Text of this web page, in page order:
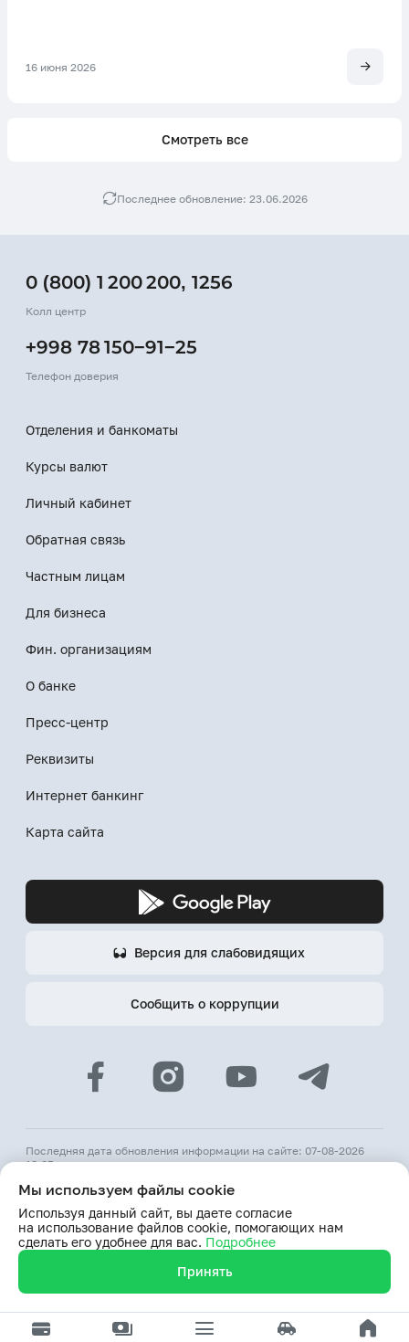
16 июня 2026
Смотреть все
Последнее обновление: 23.06.2026
0 (800) 1 200 200, 1256
Колл центр
+998 78 150−91−25
Телефон доверия
Отделения и банкоматы
Курсы валют
Личный кабинет
Обратная связь
Частным лицам
Для бизнеса
Фин. организациям
О банке
Пресс-центр
Реквизиты
Интернет банкинг
Карта сайта
Версия для слабовидящих
Сообщить о коррупции
Последняя дата обновления информации на сайте: 07-08-2026
18:05
© 2026 АКБ «Hamkorbank»
Лицензия № 64 ЦБ РУз от 31 августа 1991 г.
При использовании материалов сайта ссылка на веб-сайт
www.hamkorbank.uz обязательна
Продолжая пользование сайтом, я выражаю согласие
на обработку моих персональных данных
Мы используем файлы cookie
Используя данный сайт, вы даете согласие
на использование файлов cookie, помогающих нам
сделать его удобнее для вас. Подробнее
Принять